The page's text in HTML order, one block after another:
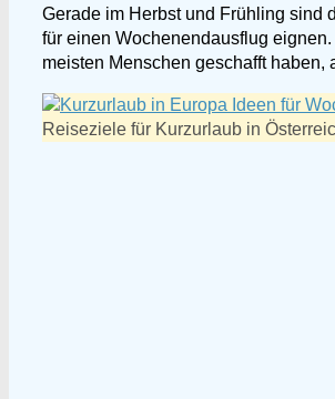
Gerade im Herbst und Frühling sind
für einen Wochenendausflug
meisten Menschen geschafft
Reiseziele für Kurzurlaub in